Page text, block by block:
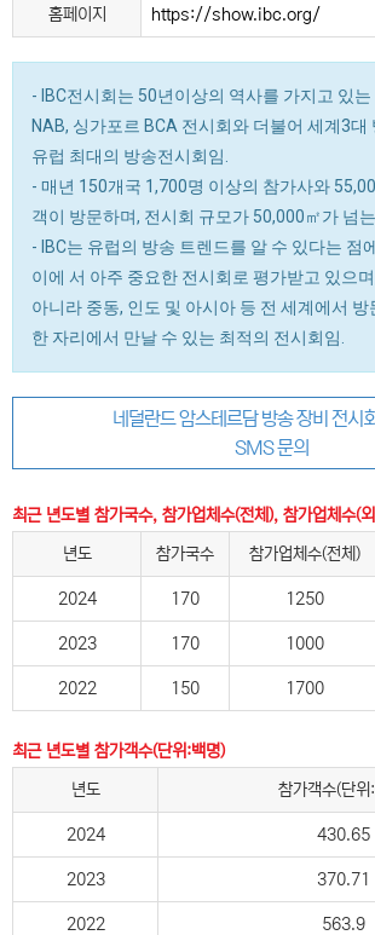
홈페이지 https://show.ibc.org/
- IBC전시회는 50년이상의 역사를 가지고 있
NAB, 싱가포르 BCA 전시회와 더불어 세계3대
유럽 최대의 방송전시회임.
- 매년 150개국 1,700명 이상의 참가사와
객이 방문하며, 전시회 규모가 50,000㎡가 넘
- IBC는 유럽의 방송 트렌드를 알 수 있다는 점
이에 서 아주 중요한 전시회로 평가받고 있으
아니라 중동, 인도 및 아시아 등 전 세계에서
한 자리에서 만날 수 있는 최적의 전시회임.
네덜란드 암스테르담 방송 장비 전시
SMS 문의
최근 년도별 참가국수, 참가업체수(전체), 참가업체수(
년도
참가국수 참가업체수(전체)
2024 170 1250
2023 170 1000
2022 150 1700
최근 년도별 참가객수(단위:백명)
년도
참가객수(단위
2024 430.65
2023 370.71
2022 563.9